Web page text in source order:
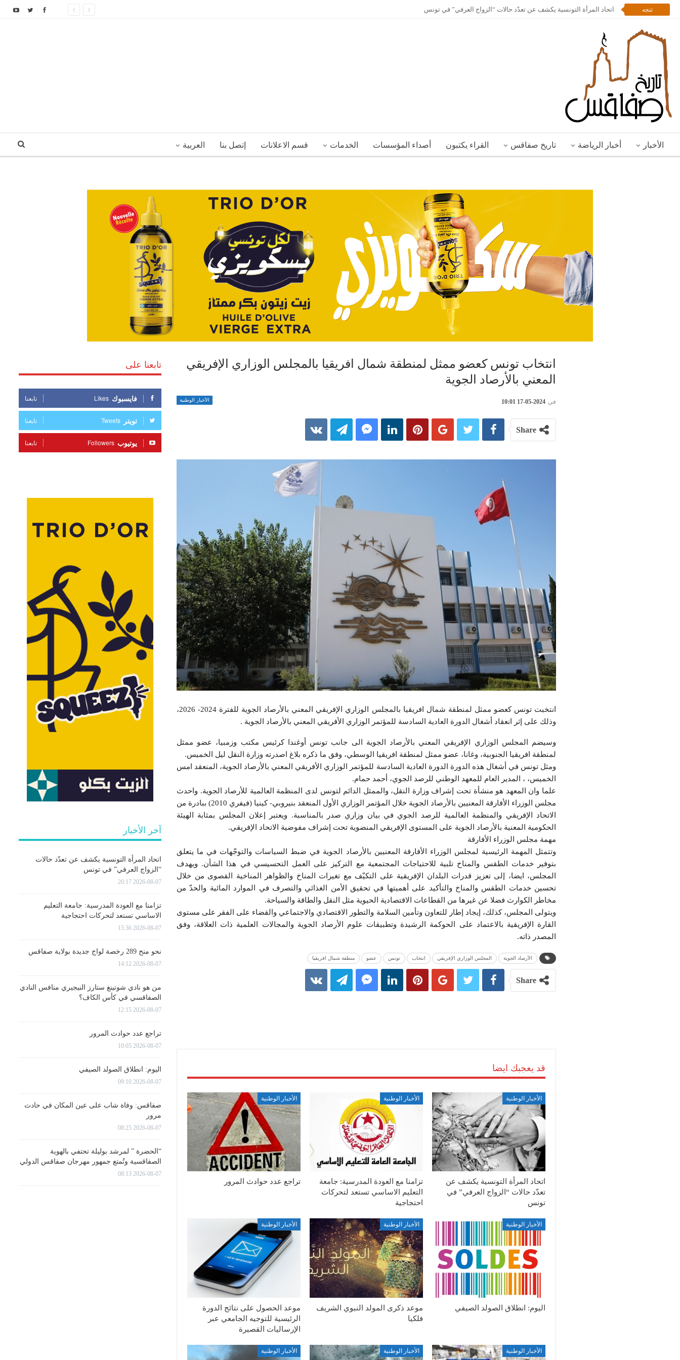
تتجه اتحاد المرأة التونسية يكشف عن تعدّد حالات “الزواج العرفي” في تونس
الأخبار أخبار الرياضة تاريخ صفاقس القراء يكتبون أصداء المؤسسات الخدمات قسم الاعلانات إتصل بنا العربية
انتخاب تونس كعضو ممثل لمنطقة شمال افريقيا بالمجلس الوزاري الإفريقي
المعني بالأرصاد الجوية
الأخبار الوطنية في 2024-05-17 10:01
Share
انتخبت تونس كعضو ممثل لمنطقة شمال افريقيا بالمجلس الوزاري الإفريقي المعني بالأرصاد الجوية للفترة 2024- 2026،
وذلك على إثر انعقاد أشغال الدورة العادية السادسة للمؤتمر الوزاري الأفريقي المعني بالأرصاد الجوية .
وسيضم المجلس الوزاري الإفريقي المعني بالأرصاد الجوية الى جانب تونس أوغندا كرئيس مكتب وزمبيا، عضو ممثل
لمنطقة افريقيا الجنوبية، وغانا، عضو ممثل لمنطقة افريقيا الوسطي، وفق ما ذكره بلاغ اصدرته وزارة النقل ليل الخميس.
ومثل تونس في أشغال هذه الدورة الدورة العادية السادسة للمؤتمر الوزاري الأفريقي المعني بالأرصاد الجوية، المنعقد امس
الخميس، ، المدير العام للمعهد الوطني للرصد الجوي، أحمد حمام.
علما وان المعهد هو منشأة تحت إشراف وزارة النقل، والممثل الدائم لتونس لدى المنظمة العالمية للأرصاد الجوية. واحدث
مجلس الوزراء الأفارقة المعنيين بالأرصاد الجوية خلال المؤتمر الوزاري الأول المنعقد بنيروبي- كينيا (فيفري 2010) ببادرة من
الاتحاد الإفريقي والمنظمة العالمية للرصد الجوي في بيان وزاري صدر بالمناسبة. ويعتبر إعلان المجلس بمثابة الهيئة
الحكومية المعنية بالأرصاد الجوية على المستوى الإفريقي المنضوية تحت إشراف مفوضية الاتحاد الإفريقي.
مهمة مجلس الوزراء الأفارقة
وتتمثل المهمة الرئيسية لمجلس الوزراء الأفارقة المعنيين بالأرصاد الجوية في ضبط السياسات والتوجّهات في ما يتعلق
بتوفير خدمات الطقس والمناخ تلبية للاحتياجات المجتمعية مع التركيز على العمل التحسيسي في هذا الشأن. ويهدف
المجلس، ايضا، إلى تعزيز قدرات البلدان الإفريقية على التكيّف مع تغيرات المناخ والظواهر المناخية القصوى من خلال
تحسين خدمات الطقس والمناخ والتأكيد على أهميتها في تحقيق الأمن الغذائي والتصرف في الموارد المائية والحدّ من
مخاطر الكوارث فضلا عن غيرها من القطاعات الاقتصادية الحيوية مثل النقل والطاقة والسياحة.
ويتولى المجلس، كذلك، إيجاد إطار للتعاون وتأمين السلامة والتطور الاقتصادي والاجتماعي والقضاء على الفقر على مستوى
القارة الإفريقية بالاعتماد على الحوكمة الرشيدة وتطبيقات علوم الأرصاد الجوية والمجالات العلمية ذات العلاقة، وفق
المصدر ذاته.
الأرصاد الجوية المجلس الوزاري الإفريقي انتخاب تونس عضو منطقة شمال افريقيا
Share
قد يعجبك ايضا
الأخبار الوطنية
اتحاد المرأة التونسية يكشف عن
تعدّد حالات “الزواج العرفي” في
تونس
الأخبار الوطنية
تزامنا مع العودة المدرسية: جامعة
التعليم الاساسي تستعد لتحركات
احتجاجية
الأخبار الوطنية
تراجع عدد حوادث المرور
الأخبار الوطنية
اليوم: انطلاق الصولد الصيفي
الأخبار الوطنية
موعد ذكرى المولد النبوي الشريف
فلكيا
الأخبار الوطنية
موعد الحصول على نتائج الدورة
الرئيسية للتوجيه الجامعي عبر
الإرساليات القصيرة
الأخبار الوطنية الأخبار الوطنية الأخبار الوطنية
تابعنا على
فايسبوك Likes تابعنا
تويتر Tweets تابعنا
يوتيوب Followers تابعنا
آخر الأخبار
اتحاد المرأة التونسية يكشف عن تعدّد حالات
“الزواج العرفي” في تونس
2026-08-07 20:17
تزامنا مع العودة المدرسية: جامعة التعليم
الاساسي تستعد لتحركات احتجاجية
2026-08-07 15:36
نحو منح 289 رخصة لواج جديدة بولاية صفاقس
2026-08-07 14:12
من هو نادي شوتينغ ستارز النيجيري منافس النادي
الصفاقسي في كأس الكاف؟
2026-08-07 12:15
تراجع عدد حوادث المرور
2026-08-07 10:05
اليوم: انطلاق الصولد الصيفي
2026-08-07 09:10
صفاقس: وفاة شاب على عين المكان في حادث
مرور
2026-08-07 08:25
“الحضرة ” لمرشد بوليلة تحتفي بالهوية
الصفاقسية وتُمتع جمهور مهرجان صفاقس الدولي
2026-08-07 08:13